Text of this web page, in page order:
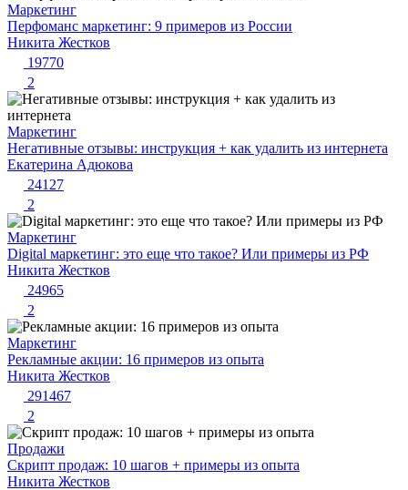
Маркетинг
Перфоманс маркетинг: 9 примеров из России
Никита Жестков
19770
2
Маркетинг
Негативные отзывы: инструкция + как удалить из интернета
Екатерина Адюкова
24127
2
Маркетинг
Digital маркетинг: это еще что такое? Или примеры из РФ
Никита Жестков
24965
2
Маркетинг
Рекламные акции: 16 примеров из опыта
Никита Жестков
291467
2
Продажи
Скрипт продаж: 10 шагов + примеры из опыта
Никита Жестков